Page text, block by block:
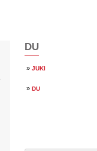
DU
» JUKI
» DU